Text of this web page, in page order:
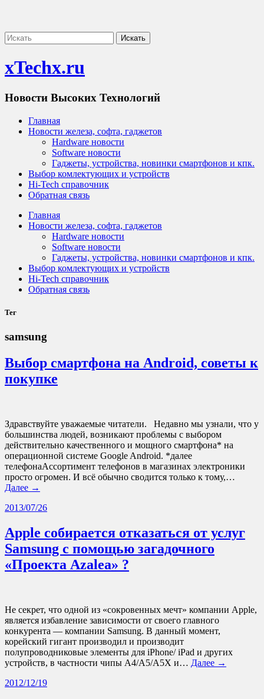
xTechx.ru
Новости Высоких Технологий
Главная
Новости железа, софта, гаджетов
Hardware новости
Software новости
Гаджеты, устройства, новинки смартфонов и кпк.
Выбор комлектующих и устройств
Hi-Tech справочник
Обратная связь
Главная
Новости железа, софта, гаджетов
Hardware новости
Software новости
Гаджеты, устройства, новинки смартфонов и кпк.
Выбор комлектующих и устройств
Hi-Tech справочник
Обратная связь
Тег
samsung
Выбор смартфона на Android, советы к
покупке
Здравствуйте уважаемые читатели. Недавно мы узнали, что у
большинства людей, возникают проблемы с выбором
действительно качественного и мощного смартфона* на
операционной системе Google Android. *далее
телефонаАссортимент телефонов в магазинах электроники
просто огромен. И всё обычно сводится только к тому,…
Далее →
2013/07/26
Apple собирается отказаться от услуг
Samsung с помощью загадочного
«Проекта Azalea» ?
Не секрет, что одной из «сокровенных мечт» компании Apple,
является избавление зависимости от своего главного
конкурента — компании Samsung. В данный момент,
корейский гигант производил и производит
полупроводниковые элементы для iPhone/ iPad и других
устройств, в частности чипы A4/A5/A5X и… Далее →
2012/12/19